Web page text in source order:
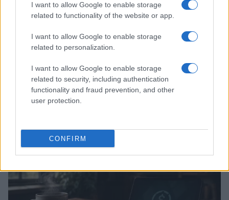
I want to allow Google to enable storage
related to functionality of the website or app.
I want to allow Google to enable storage
related to personalization.
I want to allow Google to enable storage
related to security, including authentication
functionality and fraud prevention, and other
user protection.
CONFIRM
Como escolher e usar carteiras de autocustódia para
CRYPTO